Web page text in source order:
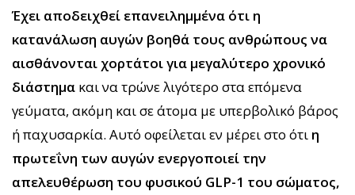
Έχει αποδειχθεί επανειλημμένα ότι η
κατανάλωση αυγών βοηθά τους ανθρώπους να
αισθάνονται χορτάτοι για μεγαλύτερο χρονικό
διάστημα και να τρώνε λιγότερο στα επόμενα
γεύματα, ακόμη και σε άτομα με υπερβολικό βάρος
ή παχυσαρκία. Αυτό οφείλεται εν μέρει στο ότι η
πρωτεΐνη των αυγών ενεργοποιεί την
απελευθέρωση του φυσικού GLP-1 του σώματος,